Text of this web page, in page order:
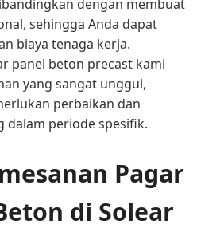
dengan membuat
sehingga Anda dapat
biaya tenaga kerja.
panel beton precast kami
yang sangat unggul,
perbaikan dan
dalam periode spesifik.
Pagar
di Solear